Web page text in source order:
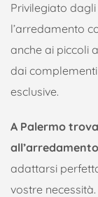
Privilegiato
l’arredamento
anche ai piccoli
dai
esclusive.
A Palermo
adattarsi
vostre